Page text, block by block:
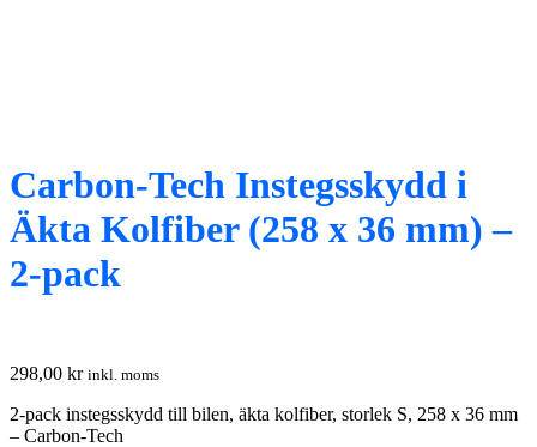
Carbon-Tech Instegsskydd i
Äkta Kolfiber (258 x 36 mm) –
2-pack
298,00 kr inkl. moms
2-pack instegsskydd till bilen, äkta kolfiber, storlek S, 258 x 36 mm
– Carbon-Tech